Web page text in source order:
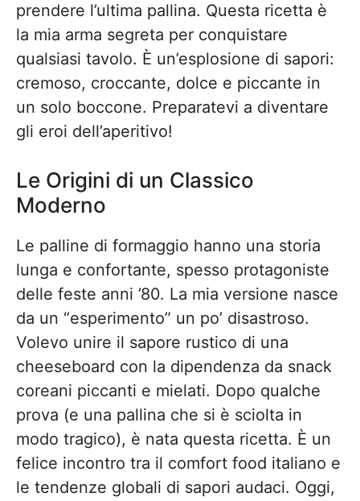
prendere l’ultima pallina. Questa ricetta è
la mia arma segreta per conquistare
qualsiasi tavolo. È un’esplosione di sapori:
cremoso, croccante, dolce e piccante in
un solo boccone. Preparatevi a diventare
gli eroi dell’aperitivo!
Le Origini di un Classico
Moderno
Le palline di formaggio hanno una storia
lunga e confortante, spesso protagoniste
delle feste anni ’80. La mia versione nasce
da un “esperimento” un po’ disastroso.
Volevo unire il sapore rustico di una
cheeseboard con la dipendenza da snack
coreani piccanti e mielati. Dopo qualche
prova (e una pallina che si è sciolta in
modo tragico), è nata questa ricetta. È un
felice incontro tra il comfort food italiano e
le tendenze globali di sapori audaci. Oggi,